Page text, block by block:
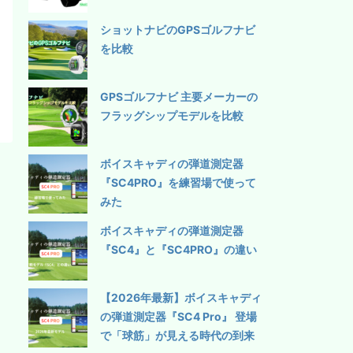
ショットナビのGPSゴルフナビ
を比較
GPSゴルフナビ 主要メーカーの
フラッグシップモデルを比較
ボイスキャディの弾道測定器
『SC4PRO』を練習場で使って
みた
ボイスキャディの弾道測定器
『SC4』と『SC4PRO』の違い
【2026年最新】ボイスキャディ
の弾道測定器『SC4 Pro』 登場
で「球筋」が見える時代の到来